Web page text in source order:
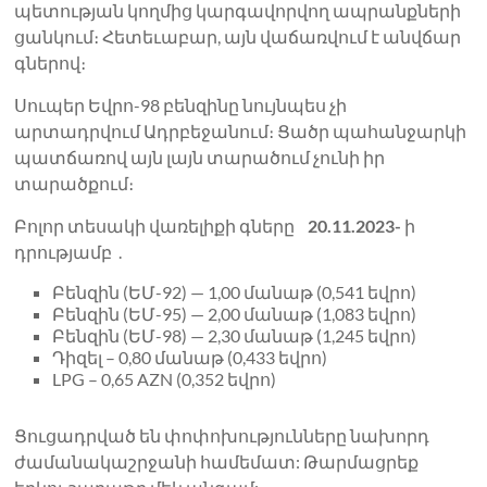
պետության կողմից կարգավորվող ապրանքների
ցանկում։ Հետեւաբար, այն վաճառվում է անվճար
գներով։
Սուպեր Եվրո-98 բենզինը նույնպես չի
արտադրվում Ադրբեջանում։ Ցածր պահանջարկի
պատճառով այն լայն տարածում չունի իր
տարածքում։
Բոլոր տեսակի վառելիքի գները 20.11.2023- ի
դրությամբ .
Բենզին (ԵՄ-92) — 1,00 մանաթ (0,541 եվրո)
Բենզին (ԵՄ-95) — 2,00 մանաթ (1,083 եվրո)
Բենզին (ԵՄ-98) — 2,30 մանաթ (1,245 եվրո)
Դիզել – 0,80 մանաթ (0,433 եվրո)
LPG – 0,65 AZN (0,352 եվրո)
Ցուցադրված են փոփոխությունները նախորդ
ժամանակաշրջանի համեմատ: Թարմացրեք